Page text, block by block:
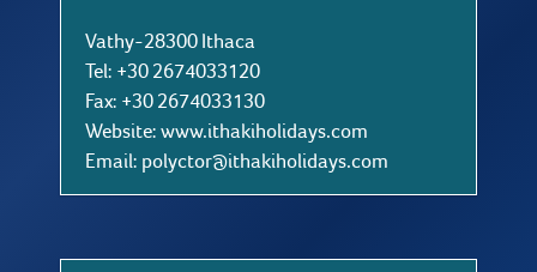
Vathy-28300 Ithaca
Tel: +30 2674033120
Fax: +30 2674033130
Website:www.ithakiholidays.com
Email: polyctor@ithakiholidays.com